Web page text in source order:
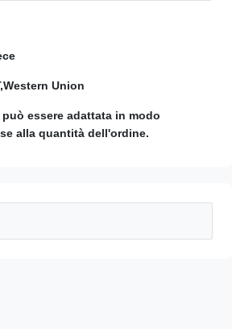
Union
essere adattata in modo
alla quantità dell'ordine.